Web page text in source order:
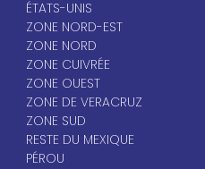
ÉTATS-UNIS
ZONE NORD-EST
ZONE NORD
ZONE CUIVRÉE
ZONE OUEST
ZONE DE VERACRUZ
ZONE SUD
RESTE DU MEXIQUE
PÉROU